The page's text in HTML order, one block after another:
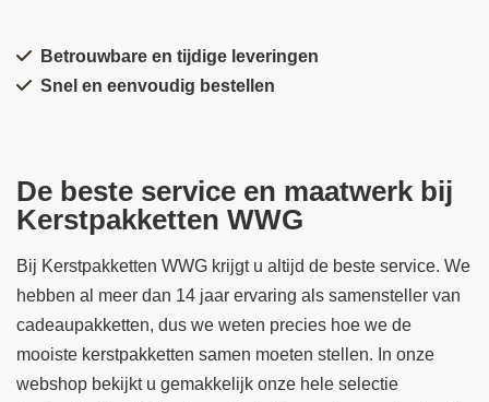
Betrouwbare en tijdige leveringen
Snel en eenvoudig bestellen
De beste service en maatwerk bij
Kerstpakketten WWG
Bij Kerstpakketten WWG krijgt u altijd de beste service. We
hebben al meer dan 14 jaar ervaring als samensteller van
cadeaupakketten, dus we weten precies hoe we de
mooiste kerstpakketten samen moeten stellen. In onze
webshop bekijkt u gemakkelijk onze hele selectie